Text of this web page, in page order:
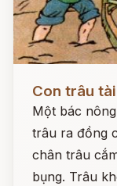
Con trâu
Một bác
trâu ra đồng
chân trâu
bụng. Trâu